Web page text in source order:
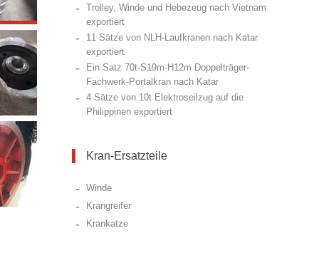
- Trolley, Winde und Hebezeug nach Vietnam
exportiert
-
11 Sätze von NLH-Laufkranen nach Katar
exportiert
-
Ein Satz 70t-S19m-H12m Doppelträger-
Fachwerk-Portalkran nach Katar
- 4 Sätze von 10t Elektroseilzug auf die
Philippinen exportiert
Kran-Ersatzteile
- Winde
- Krangreifer
- Krankatze